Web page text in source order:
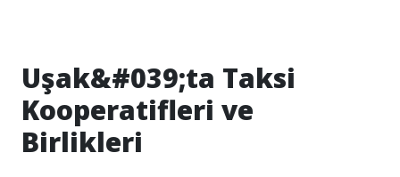
Uşak&#039;ta Taksi
Kooperatifleri ve
Birlikleri